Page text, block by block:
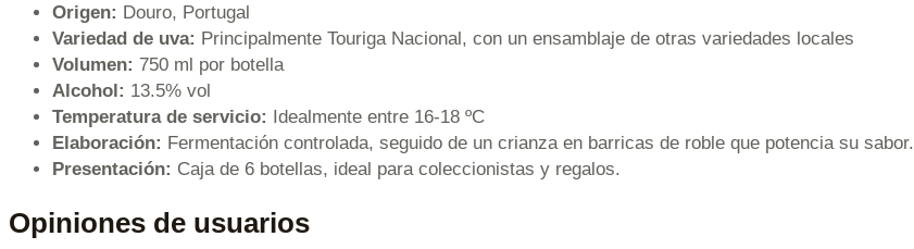
Origen: Douro, Portugal
Variedad de uva: Principalmente Touriga Nacional, con un ensamblaje de otras variedades locales
Volumen: 750 ml por botella
Alcohol: 13.5% vol
Temperatura de servicio: Idealmente entre 16-18 ºC
Elaboración: Fermentación controlada, seguido de un crianza en barricas de roble que potencia su sabor.
Presentación: Caja de 6 botellas, ideal para coleccionistas y regalos.
Opiniones de usuarios